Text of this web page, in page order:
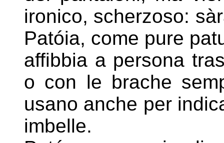
ironico, scherzoso:
Patóia, come pure
affibbia a persona
o con le brache
usano anche per
imbelle.